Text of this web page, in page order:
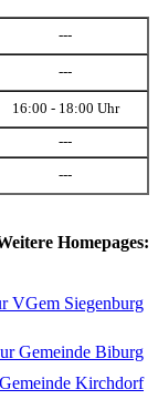
---
---
16:00 - 18:00 Uhr
---
---
Homepages:
VGem Siegenburg
Gemeinde Biburg
Kirchdorf